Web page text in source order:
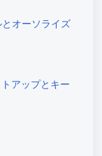
オーソライズ
アップとキー